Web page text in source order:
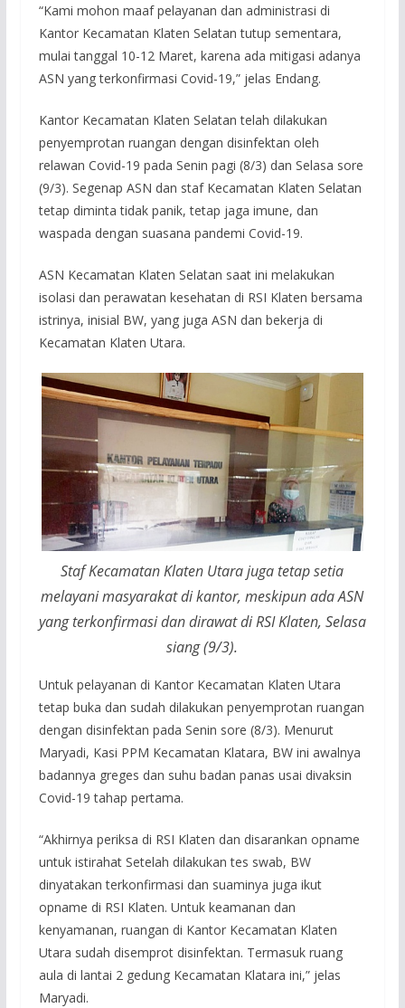
“Kami mohon maaf pelayanan dan administrasi di
Kantor Kecamatan Klaten Selatan tutup sementara,
mulai tanggal 10-12 Maret, karena ada mitigasi adanya
ASN yang terkonfirmasi Covid-19,” jelas Endang.
Kantor Kecamatan Klaten Selatan telah dilakukan
penyemprotan ruangan dengan disinfektan oleh
relawan Covid-19 pada Senin pagi (8/3) dan Selasa sore
(9/3). Segenap ASN dan staf Kecamatan Klaten Selatan
tetap diminta tidak panik, tetap jaga imune, dan
waspada dengan suasana pandemi Covid-19.
ASN Kecamatan Klaten Selatan saat ini melakukan
isolasi dan perawatan kesehatan di RSI Klaten bersama
istrinya, inisial BW, yang juga ASN dan bekerja di
Kecamatan Klaten Utara.
Staf Kecamatan Klaten Utara juga tetap setia
melayani masyarakat di kantor, meskipun ada ASN
yang terkonfirmasi dan dirawat di RSI Klaten, Selasa
siang (9/3).
Untuk pelayanan di Kantor Kecamatan Klaten Utara
tetap buka dan sudah dilakukan penyemprotan ruangan
dengan disinfektan pada Senin sore (8/3). Menurut
Maryadi, Kasi PPM Kecamatan Klatara, BW ini awalnya
badannya greges dan suhu badan panas usai divaksin
Covid-19 tahap pertama.
“Akhirnya periksa di RSI Klaten dan disarankan opname
untuk istirahat Setelah dilakukan tes swab, BW
dinyatakan terkonfirmasi dan suaminya juga ikut
opname di RSI Klaten. Untuk keamanan dan
kenyamanan, ruangan di Kantor Kecamatan Klaten
Utara sudah disemprot disinfektan. Termasuk ruang
aula di lantai 2 gedung Kecamatan Klatara ini,” jelas
Maryadi.